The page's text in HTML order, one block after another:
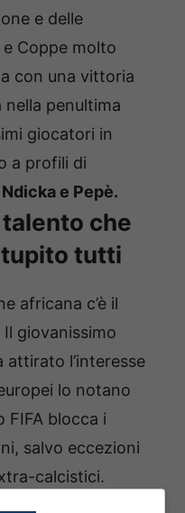
e delle
Coppe molto
con una vittoria
nella penultima
giocatori in
a profili di
e Pepè.
talento che
tutti
africana c’è il
Il giovanissimo
attirato l’interesse
lo notano
FIFA blocca i
salvo eccezioni
calcistici.